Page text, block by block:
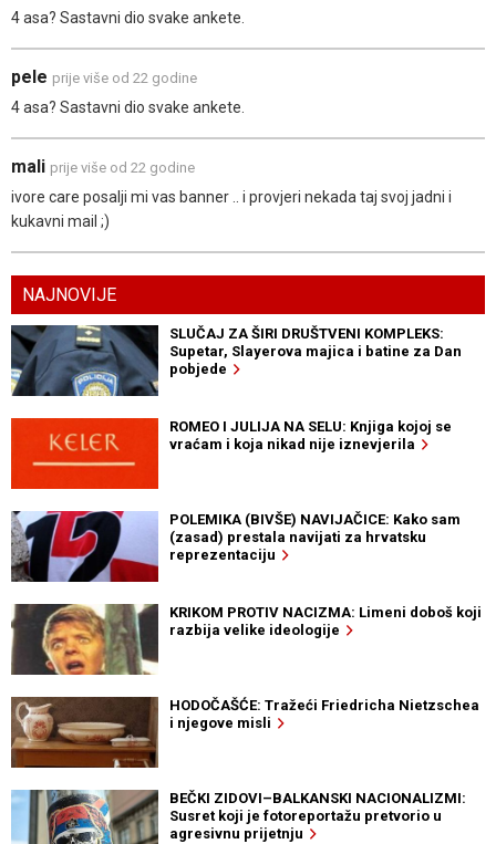
4 asa? Sastavni dio svake ankete.
pele prije više od 22 godine
4 asa? Sastavni dio svake ankete.
mali prije više od 22 godine
ivore care posalji mi vas banner .. i provjeri nekada taj svoj jadni i
kukavni mail ;)
NAJNOVIJE
SLUČAJ ZA ŠIRI DRUŠTVENI KOMPLEKS:
Supetar, Slayerova majica i batine za Dan
pobjede
ROMEO I JULIJA NA SELU: Knjiga kojoj se
vraćam i koja nikad nije iznevjerila
POLEMIKA (BIVŠE) NAVIJAČICE: Kako sam
(zasad) prestala navijati za hrvatsku
reprezentaciju
KRIKOM PROTIV NACIZMA: Limeni doboš koji
razbija velike ideologije
HODOČAŠĆE: Tražeći Friedricha Nietzschea
i njegove misli
BEČKI ZIDOVI–BALKANSKI NACIONALIZMI:
Susret koji je fotoreportažu pretvorio u
agresivnu prijetnju